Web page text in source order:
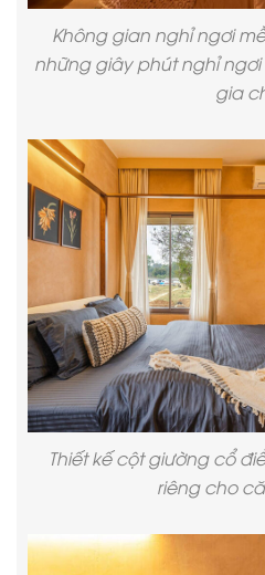
Không gian nghỉ ngơi
những giây phút nghỉ
gia
Thiết kế cột giường cổ
riêng cho